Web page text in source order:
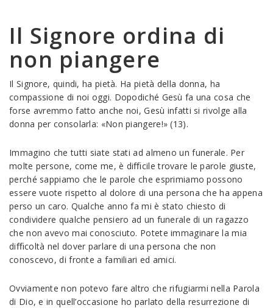
Il Signore ordina di
non piangere
Il Signore, quindi, ha pietà. Ha pietà della donna, ha
compassione di noi oggi. Dopodiché Gesù fa una cosa che
forse avremmo fatto anche noi, Gesù infatti si rivolge alla
donna per consolarla: «Non piangere!» (13).
Immagino che tutti siate stati ad almeno un funerale. Per
molte persone, come me, è diﬃcile trovare le parole giuste,
perché sappiamo che le parole che esprimiamo possono
essere vuote rispetto al dolore di una persona che ha appena
perso un caro. Qualche anno fa mi è stato chiesto di
condividere qualche pensiero ad un funerale di un ragazzo
che non avevo mai conosciuto. Potete immaginare la mia
diﬃcoltà nel dover parlare di una persona che non
conoscevo, di fronte a familiari ed amici.
Ovviamente non potevo fare altro che rifugiarmi nella Parola
di Dio, e in quell’occasione ho parlato della resurrezione di